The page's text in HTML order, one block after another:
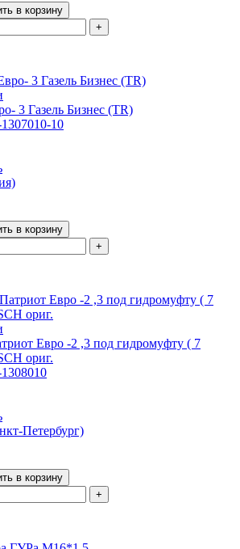
в корзину
+
3 Газель Бизнес (TR)
10
в корзину
+
Евро -2 ,3 под гидромуфту ( 7
ориг.
Петербург)
в корзину
+